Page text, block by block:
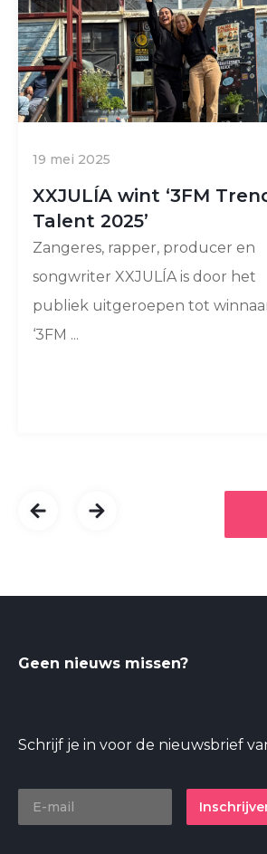
19 mei 2025
XXJULÍA wint ‘3FM
Talent 2025’
Zangeres, rapper, producer en
songwriter XXJULÍA is door het
publiek uitgeroepen tot
‘3FM ...
Geen nieuws missen?
Schrijf je in voor de nieuwsbrief